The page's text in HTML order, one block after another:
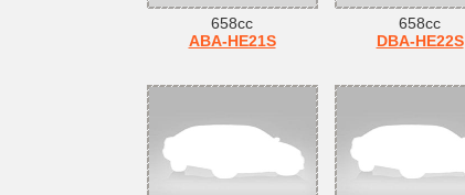
658cc
ABA-HE21S
658cc
DBA-HE22S